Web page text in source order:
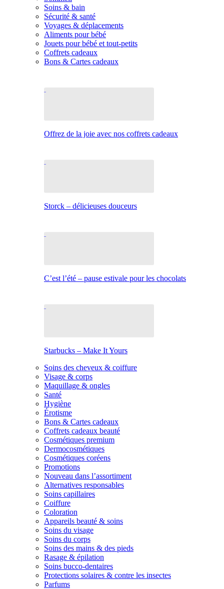
Soins & bain
Sécurité & santé
Voyages & déplacements
Aliments pour bébé
Jouets pour bébé et tout-petits
Coffrets cadeaux
Bons & Cartes cadeaux
Offrez de la joie avec nos coffrets cadeaux
Storck – délicieuses douceurs
C’est l’été – pause estivale pour les chocolats
Starbucks – Make It Yours
Soins des cheveux & coiffure
Visage & corps
Maquillage & ongles
Santé
Hygiène
Érotisme
Bons & Cartes cadeaux
Coffrets cadeaux beauté
Cosmétiques premium
Dermocosmétiques
Cosmétiques coréens
Promotions
Nouveau dans l’assortiment
Alternatives responsables
Soins capillaires
Coiffure
Coloration
Appareils beauté & soins
Soins du visage
Soins du corps
Soins des mains & des pieds
Rasage & épilation
Soins bucco-dentaires
Protections solaires & contre les insectes
Parfums